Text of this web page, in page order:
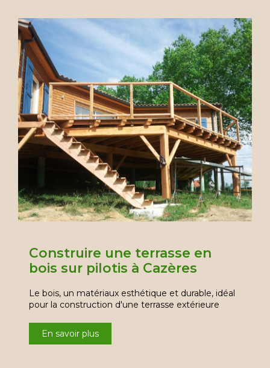
Construire une terrasse en
bois sur pilotis à Cazères
Le bois, un matériaux esthétique et durable, idéal
pour la construction d'une terrasse extérieure
En savoir plus